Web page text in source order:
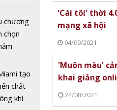
OneAI:
AI hợp
chương
chọn
tạo
chất
khí
'Cái tôi' thời
mạng xã hội
04/09/2021
'Muôn màu'
khai giảng
24/08/2021